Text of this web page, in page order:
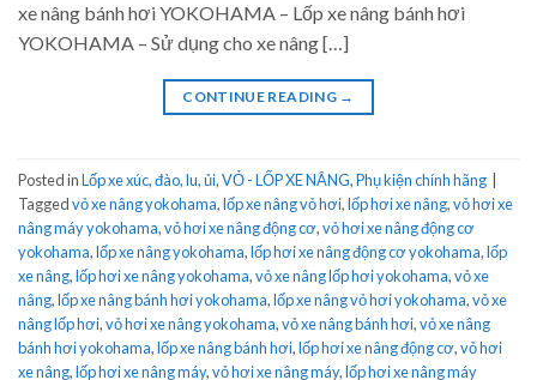
xe nâng bánh hơi YOKOHAMA – Lốp xe nâng bánh hơi
YOKOHAMA – Sử dụng cho xe nâng […]
CONTINUE READING →
Posted inLốp xe xúc, đào, lu, ủi,VỎ - LỐP XE NÂNG,Phụ kiện chính hãng
Taggedvỏ xe nâng yokohama,lốp xe nâng vỏ hơi,lốp hơi xe nâng,vỏ hơi xe
nâng máy yokohama,vỏ hơi xe nâng động cơ,vỏ hơi xe nâng động cơ
yokohama,lốp xe nâng yokohama,lốp hơi xe nâng động cơ yokohama,lốp
xe nâng,lốp hơi xe nâng yokohama,vỏ xe nâng lốp hơi yokohama,vỏ xe
nâng,lốp xe nâng bánh hơi yokohama,lốp xe nâng vỏ hơi yokohama,vỏ xe
nâng lốp hơi,vỏ hơi xe nâng yokohama,vỏ xe nâng bánh hơi,vỏ xe nâng
bánh hơi yokohama,lốp xe nâng bánh hơi,lốp hơi xe nâng động cơ,vỏ hơi
xe nâng,lốp hơi xe nâng máy,vỏ hơi xe nâng máy,lốp hơi xe nâng máy